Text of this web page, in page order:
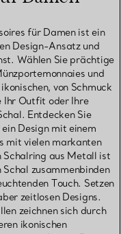
für Damen ist ein
Design-Ansatz und
Wählen Sie prächtige
und
von Schmuck
Ihr Outfit oder Ihre
Entdecken Sie
Design mit einem
mit vielen markanten
Schalring aus Metall ist
zusammenbinden
Touch. Setzen
zeitlosen Designs.
zeichnen sich durch
ikonischen